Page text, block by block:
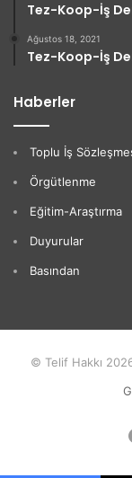
Tez-Koop-İş
Ağustos 18, 2021
Tez-Koop-İş
Haberler
Toplu İş
Örgütlenme
Eğitim-Araştırma
Duyurular
Basından
© Telif Hakkı